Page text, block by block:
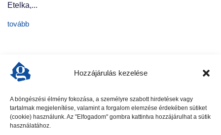
Hozzájárulás kezelése
A böngészési élmény fokozása, a személyre szabott hirdetések vagy
tartalmak megjelenítése, valamint a forgalom elemzése érdekében sütiket
(cookie) használunk. Az "Elfogadom" gombra kattintva hozzájárulhat a sütik
használatához.
Etelka,...
tovább
előző cikk következő cikk